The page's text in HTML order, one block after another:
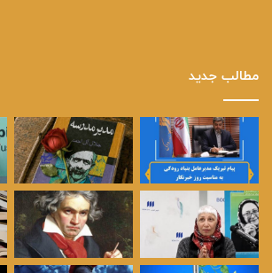
مطالب جدید